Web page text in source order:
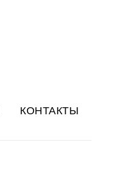
КОНТАКТЫ